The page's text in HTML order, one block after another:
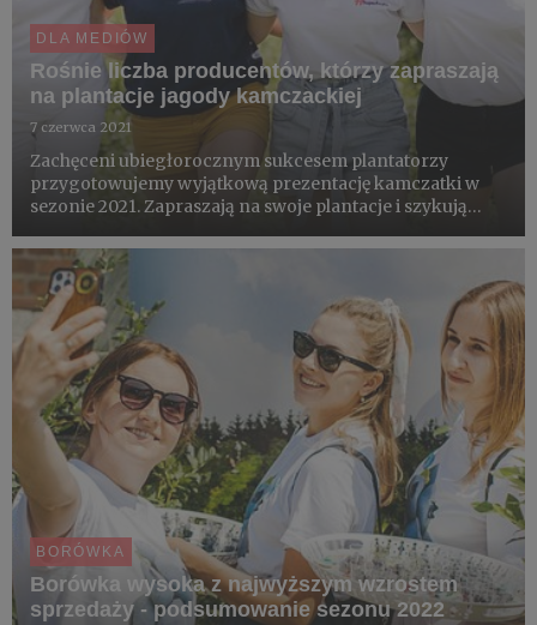
DLA MEDIÓW
Rośnie liczba producentów, którzy zapraszają
na plantacje jagody kamczackiej
7 czerwca 2021
Zachęceni ubiegłorocznym sukcesem plantatorzy
przygotowujemy wyjątkową prezentację kamczatki w
sezonie 2021. Zapraszają na swoje plantacje i szykują
#HaskapChallenge. Dwukrotnie zobaczymy też jagodę
kamczacką w Warszawie. 1 lipca ...
BORÓWKA
Borówka wysoka z najwyższym wzrostem
sprzedaży - podsumowanie sezonu 2022